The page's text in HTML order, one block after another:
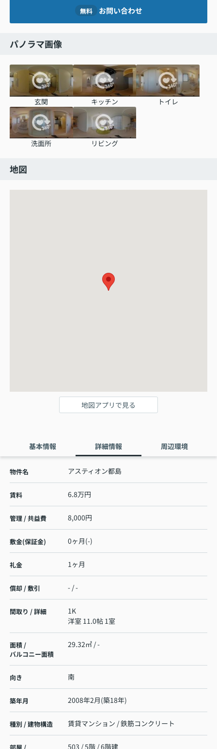
無料 お問い合わせ
パノラマ画像
玄関 キッチン トイレ
洗面所 リビング
地図
地図アプリで見る
基本情報 詳細情報 周辺環境
物件名 アスティオン都島
賃料 6.8万円
管理 / 共益費 8,000円
敷金(保証金) 0ヶ月(-)
礼金 1ヶ月
償却 / 敷引 - / -
間取り / 詳細
1K
洋室 11.0帖 1室
面積 /
バルコニー面積
29.32㎡ / -
向き 南
築年月 2008年2月(築18年)
種別 / 建物構造 賃貸マンション / 鉄筋コンクリート
503 / 5階 / 6階建